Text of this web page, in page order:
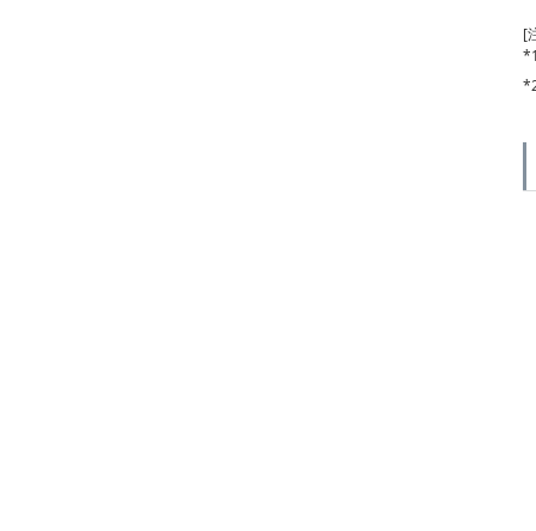
[